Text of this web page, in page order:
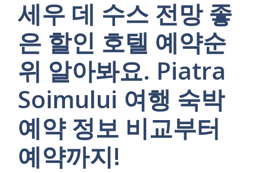
세우 데 수스 전망 좋
은 할인 호텔 예약순
위 알아봐요. Piatra
Soimului 여행 숙박
예약 정보 비교부터
예약까지!